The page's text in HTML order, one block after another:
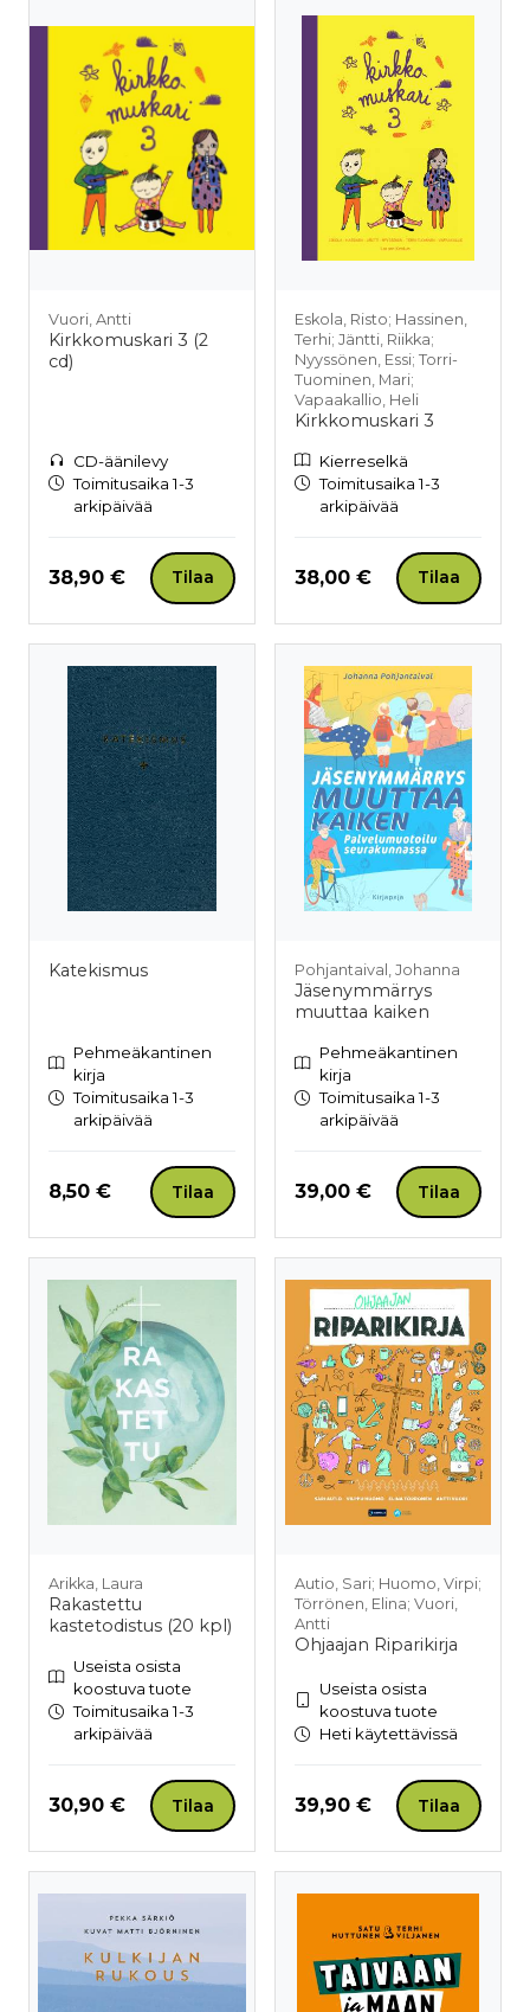
Vuori, Antti
Kirkkomuskari 3 (2
cd)
CD-äänilevy
Toimitusaika 1-3
arkipäivää
Hinta nyt
38,90 € Tilaa
Eskola, Risto; Hassinen,
Terhi; Jäntti, Riikka;
Nyyssönen, Essi; Torri-
Tuominen, Mari;
Vapaakallio, Heli
Kirkkomuskari 3
Kierreselkä
Toimitusaika 1-3
arkipäivää
Hinta nyt
38,00 € Tilaa
Katekismus
Pehmeäkantinen
kirja
Toimitusaika 1-3
arkipäivää
Hinta nyt
8,50 € Tilaa
Pohjantaival, Johanna
Jäsenymmärrys
muuttaa kaiken
Pehmeäkantinen
kirja
Toimitusaika 1-3
arkipäivää
Hinta nyt
39,00 € Tilaa
Arikka, Laura
Rakastettu
kastetodistus (20 kpl)
Useista osista
koostuva tuote
Toimitusaika 1-3
arkipäivää
Hinta nyt
30,90 € Tilaa
Autio, Sari; Huomo, Virpi;
Törrönen, Elina; Vuori,
Antti
Ohjaajan Riparikirja
Useista osista
koostuva tuote
Heti käytettävissä
Hinta nyt
39,90 € Tilaa